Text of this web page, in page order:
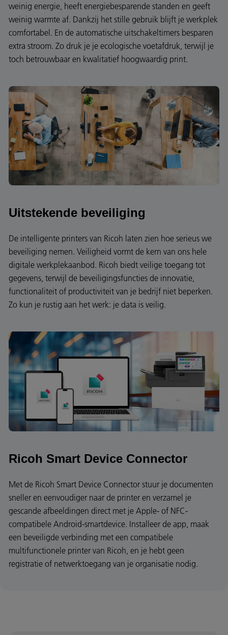
weinig energie, heeft energiebesparende standen en geeft
weinig warmte af. Dankzij het stille gebruik blijft je werkplek
comfortabel. En de automatische uitschakeltimers besparen
extra stroom. Zo druk je je ecologische voetafdruk, terwijl je
toch betrouwbaar en kwalitatief hoogwaardig print.
Uitstekende beveiliging
De intelligente printers van Ricoh laten zien hoe serieus we
beveiliging nemen. Veiligheid vormt de kern van ons hele
digitale werkplekaanbod. Ricoh biedt veilige toegang tot
gegevens, terwijl de beveiligingsfuncties de innovatie,
functionaliteit of productiviteit van je bedrijf niet beperken.
Zo kun je rustig aan het werk: je data is veilig.
Ricoh Smart Device Connector
Met de Ricoh Smart Device Connector stuur je documenten
sneller en eenvoudiger naar de printer en verzamel je
gescande afbeeldingen direct met je Apple- of NFC-
compatibele Android-smartdevice. Installeer de app, maak
een beveiligde verbinding met een compatibele
multifunctionele printer van Ricoh, en je hebt geen
registratie of netwerktoegang van je organisatie nodig.